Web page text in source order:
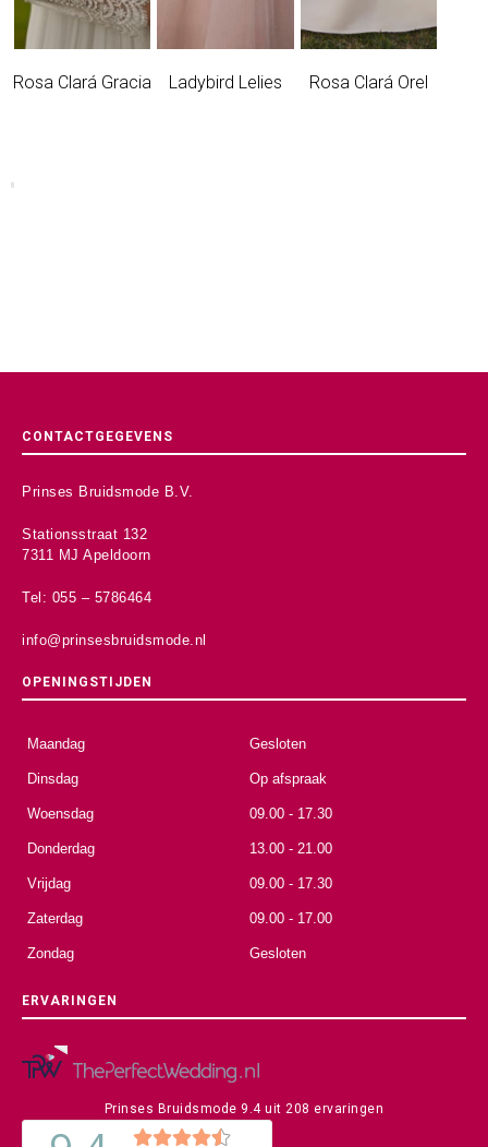
Rosa Clará Gracia Ladybird Lelies Rosa Clará Orel
CONTACTGEGEVENS
Prinses Bruidsmode B.V.
Stationsstraat 132
7311 MJ Apeldoorn
Tel: 055 – 5786464
info@prinsesbruidsmode.nl
OPENINGSTIJDEN
Maandag Gesloten
Dinsdag Op afspraak
Woensdag 09.00 - 17.30
Donderdag 13.00 - 21.00
Vrijdag 09.00 - 17.30
Zaterdag 09.00 - 17.00
Zondag Gesloten
ERVARINGEN
Prinses Bruidsmode 9.4uit208 ervaringen